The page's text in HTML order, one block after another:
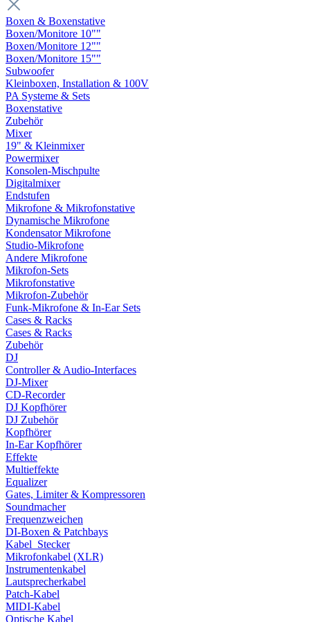
Boxen & Boxenstative
Boxen/Monitore 10""
Boxen/Monitore 12""
Boxen/Monitore 15""
Subwoofer
Kleinboxen, Installation & 100V
PA Systeme & Sets
Boxenstative
Zubehör
Mixer
19" & Kleinmixer
Powermixer
Konsolen-Mischpulte
Digitalmixer
Endstufen
Mikrofone & Mikrofonstative
Dynamische Mikrofone
Kondensator Mikrofone
Studio-Mikrofone
Andere Mikrofone
Mikrofon-Sets
Mikrofonstative
Mikrofon-Zubehör
Funk-Mikrofone & In-Ear Sets
Cases & Racks
Cases & Racks
Zubehör
DJ
Controller & Audio-Interfaces
DJ-Mixer
CD-Recorder
DJ Kopfhörer
DJ Zubehör
Kopfhörer
In-Ear Kopfhörer
Effekte
Multieffekte
Equalizer
Gates, Limiter & Kompressoren
Soundmacher
Frequenzweichen
DI-Boxen & Patchbays
Kabel_Stecker
Mikrofonkabel (XLR)
Instrumentenkabel
Lautsprecherkabel
Patch-Kabel
MIDI-Kabel
Optische Kabel